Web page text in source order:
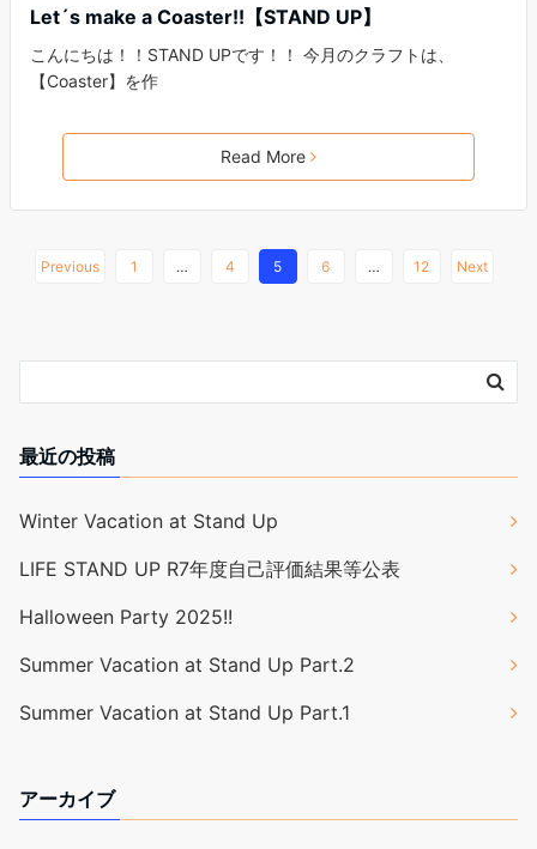
Let´s make a Coaster!!【STAND UP】
こんにちは！！STAND UPです！！ 今月のクラフトは、
【Coaster】を作
Read More
Previous 1 … 4 5 6 … 12 Next
最近の投稿
Winter Vacation at Stand Up
LIFE STAND UP R7年度自己評価結果等公表
Halloween Party 2025!!
Summer Vacation at Stand Up Part.2
Summer Vacation at Stand Up Part.1
アーカイブ